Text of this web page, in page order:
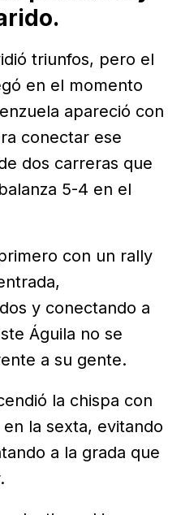
triunfos, pero el
en el momento
apareció con
conectar ese
dos carreras que
5-4 en el
con un rally
y conectando a
Águila no se
a su gente.
la chispa con
la sexta, evitando
a la grada que